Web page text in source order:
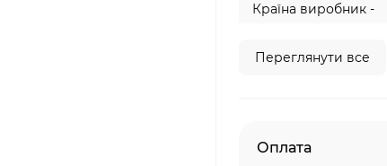
Країна виробник -
Переглянути все
Оплата